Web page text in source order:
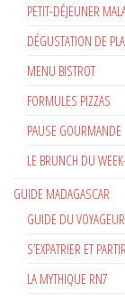
PETIT-DÉJEUNER
DÉGUSTATION DE
MENU BISTROT
FORMULES PIZZAS
PAUSE GOURMANDE
LE BRUNCH DU
GUIDE MADAGASCAR
GUIDE DU
S’EXPATRIER ET
LA MYTHIQUE RN7